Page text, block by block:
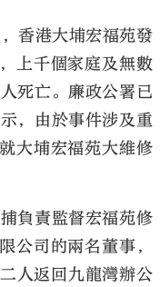
香港大埔宏福苑發
上千個家庭及無數
死亡。廉政公署已
，由於事件涉及重
大埔宏福苑大維修
負責監督宏福苑修
公司的兩名董事，
人返回九龍灣辦公